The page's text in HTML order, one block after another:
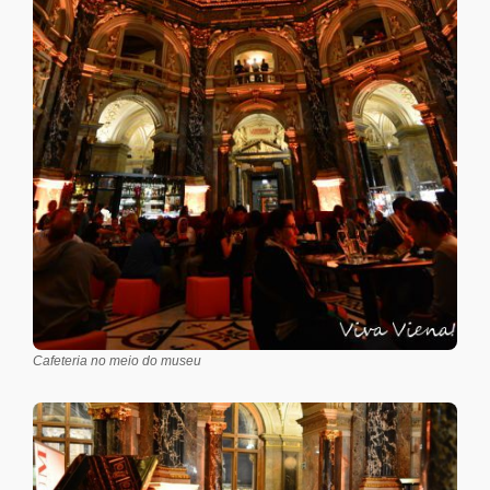
Cafeteria no meio do museu